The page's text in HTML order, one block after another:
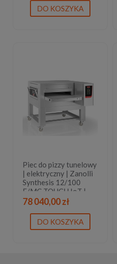
DO KOSZYKA
Piec do pizzy tunelowy
| elektryczny | Zanolli
Synthesis 12/100
E/MC TOUCH IoT |
wyświetlacz dotykowy
| 2 lata gwarancji
78 040,00 zł
DO KOSZYKA